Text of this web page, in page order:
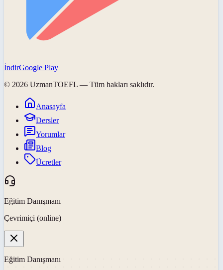
İndirGoogle Play
© 2026 UzmanTOEFL — Tüm hakları saklıdır.
Anasayfa
Dersler
Yorumlar
Blog
Ücretler
Eğitim Danışmanı
Çevrimiçi (online)
Eğitim Danışmanı